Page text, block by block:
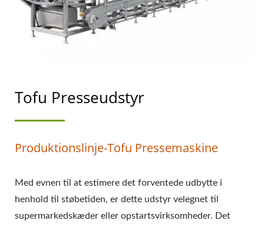
FØDEVARESIKKERHED.
Tofu Presseudstyr
Produktionslinje-Tofu Pressemaskine
Med evnen til at estimere det forventede udbytte i
henhold til støbetiden, er dette udstyr velegnet til
supermarkedskæder eller opstartsvirksomheder. Det